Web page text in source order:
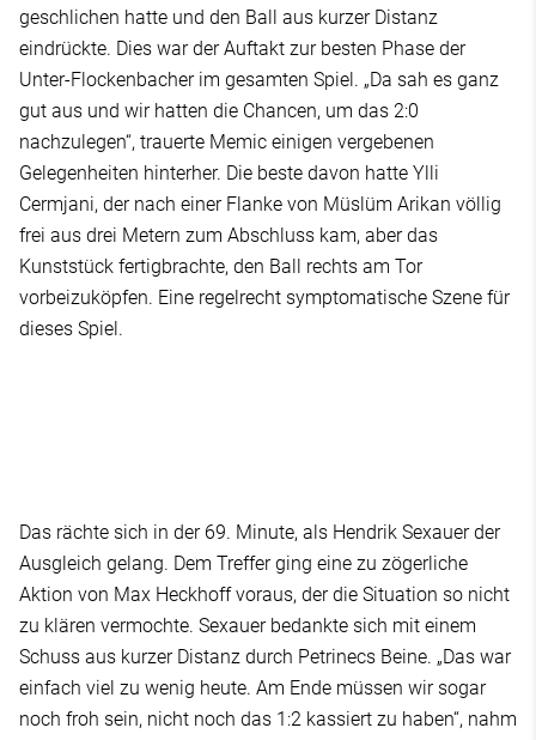
geschlichen hatte und den Ball aus kurzer Distanz
eindrückte. Dies war der Auftakt zur besten Phase der
Unter-Flockenbacher im gesamten Spiel. „Da sah es ganz
gut aus und wir hatten die Chancen, um das 2:0
nachzulegen“, trauerte Memic einigen vergebenen
Gelegenheiten hinterher. Die beste davon hatte Ylli
Cermjani, der nach einer Flanke von Müslüm Arikan völlig
frei aus drei Metern zum Abschluss kam, aber das
Kunststück fertigbrachte, den Ball rechts am Tor
vorbeizuköpfen. Eine regelrecht symptomatische Szene für
dieses Spiel.
Das rächte sich in der 69. Minute, als Hendrik Sexauer der
Ausgleich gelang. Dem Treffer ging eine zu zögerliche
Aktion von Max Heckhoff voraus, der die Situation so nicht
zu klären vermochte. Sexauer bedankte sich mit einem
Schuss aus kurzer Distanz durch Petrinecs Beine. „Das war
einfach viel zu wenig heute. Am Ende müssen wir sogar
noch froh sein, nicht noch das 1:2 kassiert zu haben“, nahm